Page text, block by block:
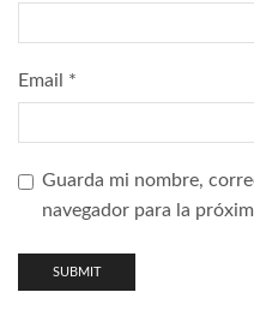
Email *
Guarda mi nombre,
navegador para la